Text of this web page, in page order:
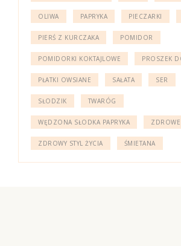
OLIWA PAPRYKA PIECZARKI
PIERŚ Z KURCZAKA POMIDOR
POMIDORKI KOKTAJLOWE PROSZEK
PŁATKI OWSIANE SAŁATA SER
SŁODZIK TWARÓG
WĘDZONA SŁODKA PAPRYKA
ZDROWY STYL ŻYCIA ŚMIETANA